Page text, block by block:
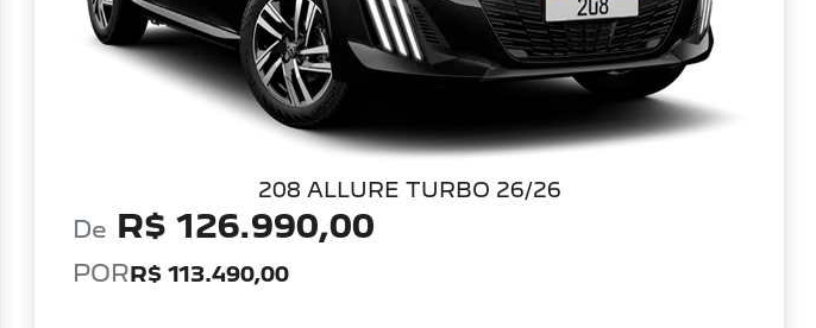
208 ALLURE TURBO 26/26
De R$ 126.990,00
PORR$ 113.490,00